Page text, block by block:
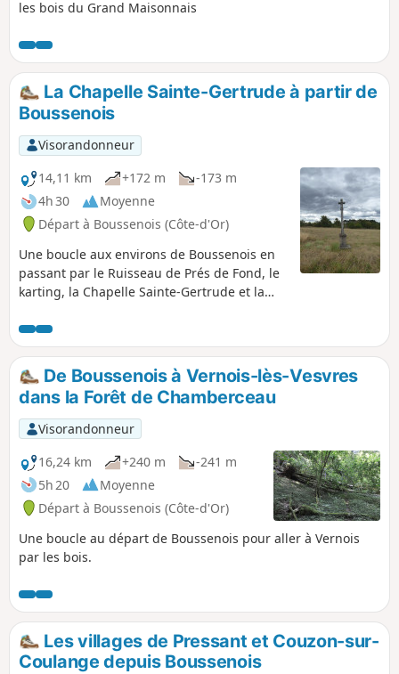
les bois du Grand Maisonnais
La Chapelle Sainte-Gertrude à partir de
Boussenois
Visorandonneur
14,11 km
+172 m
-173 m
4h 30
Moyenne
Départ à Boussenois (Côte-d'Or)
Une boucle aux environs de Boussenois en
passant par le Ruisseau de Prés de Fond, le
karting, la Chapelle Sainte-Gertrude et la
De Boussenois à Vernois-lès-Vesvres
dans la Forêt de Chamberceau
Visorandonneur
16,24 km
+240 m
-241 m
5h 20
Moyenne
Départ à Boussenois (Côte-d'Or)
Une boucle au départ de Boussenois pour aller à Vernois
par les bois.
Les villages de Pressant et Couzon-sur-
Coulange depuis Boussenois